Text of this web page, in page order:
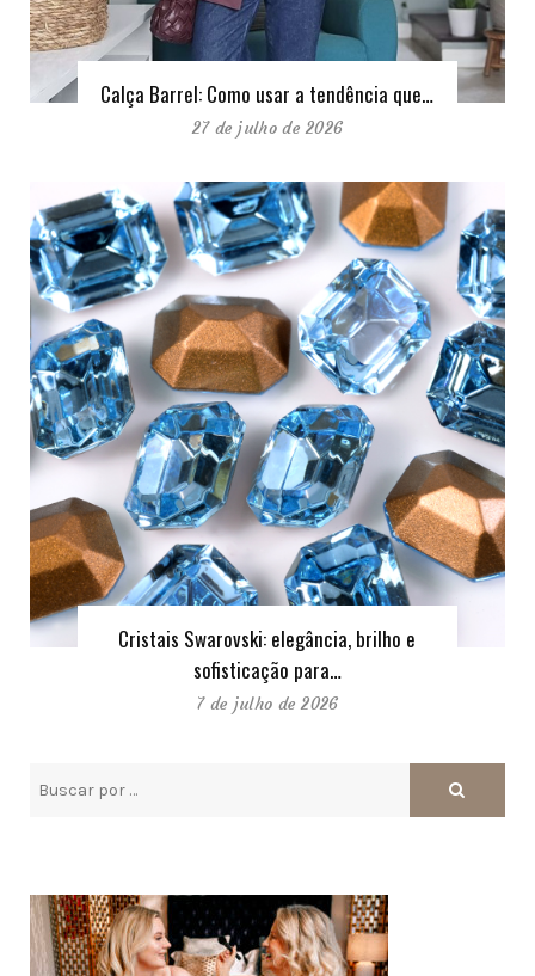
Calça Barrel: Como usar a tendência que…
27 de julho de 2026
Cristais Swarovski: elegância, brilho e
sofisticação para…
7 de julho de 2026